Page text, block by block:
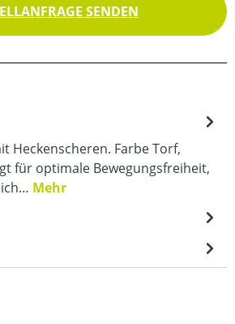
SENDEN
Heckenscheren. Farbe Torf,
für optimale Bewegungsfreiheit,
Mehr